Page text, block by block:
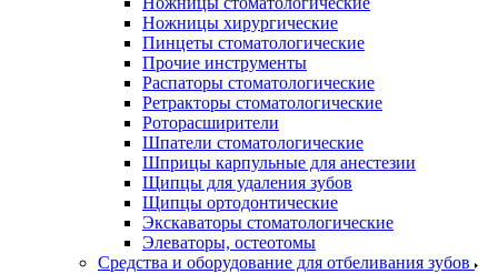
Ножницы хирургические
Пинцеты стоматологические
Прочие инструменты
Распаторы стоматологические
Ретракторы стоматологические
Роторасширители
Шпатели стоматологические
Шприцы карпульные для анестезии
Щипцы для удаления зубов
Щипцы ортодонтические
Экскаваторы стоматологические
Элеваторы, остеотомы
Средства и оборудование для отбеливания зубов